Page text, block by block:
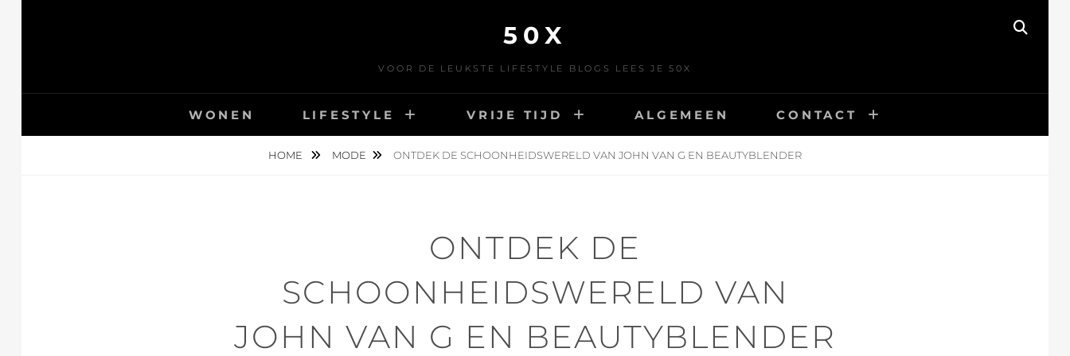
50X
VOOR DE LEUKSTE LIFESTYLE BLOGS LEES JE 50X
WONEN LIFESTYLE VRIJE TIJD ALGEMEEN CONTACT
HOME MODE ONTDEK DE SCHOONHEIDSWERELD VAN JOHN VAN G EN BEAUTYBLENDER
ONTDEK DE
SCHOONHEIDSWERELD VAN
JOHN VAN G EN BEAUTYBLENDER